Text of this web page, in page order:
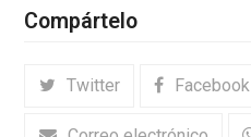
Compártelo
Twitter Facebook